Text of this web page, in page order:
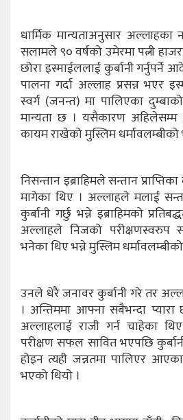
धार्मिक मान्यताअनुसार अल्लाहका
सलामले ९० वर्षको उमेरमा पत्नी
छोरा इस्माईललाई कुर्बानी गर्नुपर्ने
पालना गर्दा अल्लाह प्रसन्न भएर
स्वर्ग (जनन्त) मा पालिएका
मान्यता छ । यसैकारण अहिलेसम्म
कायम राखेको मुस्लिम
निसन्तान इब्राहिमले सन्तान
मागेका थिए । अल्लाहले मलाई
कुर्बानी गर्छु भन्ने इब्राहिमको
अल्लाहले निजको परीक्षणस्वरुप
भनेका थिए भन्ने मुस्लिम
उनले धेरै जनावर कुर्बानी गरे तर
। अन्तिममा आफ्ना सबैभन्दा प्यारा
अल्लाहलाई राजी गर्न चाहेका
परीक्षण सफल सावित भएपछि
होइन त्यही जन्नतमा पालिएर
भएको थियो ।